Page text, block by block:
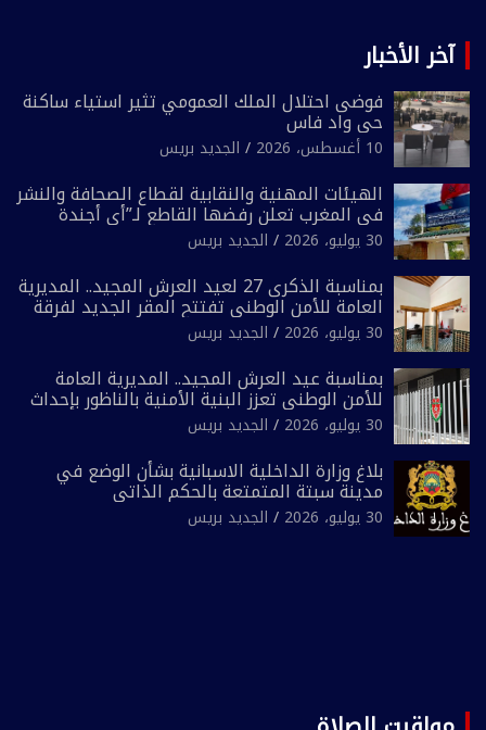
آخر الأخبار
فوضى احتلال الملك العمومي تثير استياء ساكنة
حي واد فاس
10 أغسطس، 2026 الجديد بريس
الهيئات المهنية والنقابية لقطاع الصحافة والنشر
في المغرب تعلن رفضها القاطع لـ”أي أجندة
انتخابية مُعدة على مقاس سياسي ومصلحي
ضيق”
30 يوليو، 2026 الجديد بريس
بمناسبة الذكرى 27 لعيد العرش المجيد.. المديرية
العامة للأمن الوطني تفتتح المقر الجديد لفرقة
الشرطة السياحية بفاس
30 يوليو، 2026 الجديد بريس
بمناسبة عيد العرش المجيد.. المديرية العامة
للأمن الوطني تعزز البنية الأمنية بالناظور بإحداث
فرقتين جديدتين
30 يوليو، 2026 الجديد بريس
بلاغ وزارة الداخلية الاسبانية بشأن الوضع في
مدينة سبتة المتمتعة بالحكم الذاتي
30 يوليو، 2026 الجديد بريس